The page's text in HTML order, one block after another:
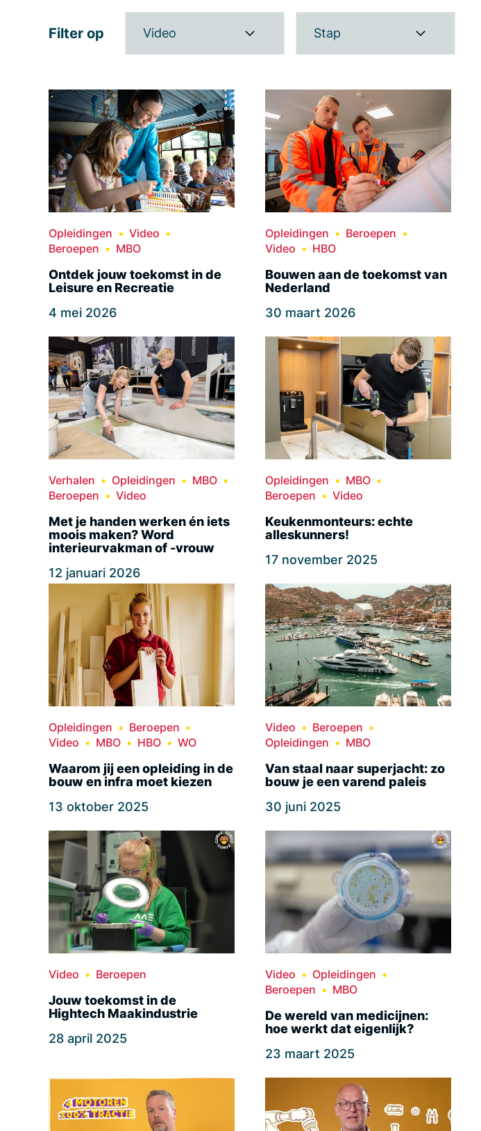
Filter op Video Stap
Opleidingen
Video
Beroepen
MBO
Ontdek jouw toekomst in de
Leisure en Recreatie
4 mei 2026
Opleidingen
Beroepen
Video
HBO
Bouwen aan de toekomst van
Nederland
30 maart 2026
Verhalen Opleidingen
MBO
Beroepen
Video
Met je handen werken én iets
moois maken? Word
interieurvakman of -vrouw
12 januari 2026
Opleidingen
MBO
Beroepen
Video
Keukenmonteurs: echte
alleskunners!
17 november 2025
Opleidingen
Beroepen
Video
MBO HBO WO
Waarom jij een opleiding in de
bouw en infra moet kiezen
13 oktober 2025
Video
Beroepen
Opleidingen
MBO
Van staal naar superjacht: zo
bouw je een varend paleis
30 juni 2025
Video Beroepen
Jouw toekomst in de
Hightech Maakindustrie
28 april 2025
Video
Opleidingen
Beroepen
MBO
De wereld van medicijnen:
hoe werkt dat eigenlijk?
23 maart 2025